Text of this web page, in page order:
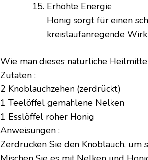
Erhöhte Energie
Honig sorgt für einen
kreislaufanregende
Wie man dieses natürliche
Zutaten :
2 Knoblauchzehen (zerdrückt)
1 Teelöffel gemahlene Nelken
1 Esslöffel roher Honig
Anweisungen :
Zerdrücken Sie den Knoblauch, um